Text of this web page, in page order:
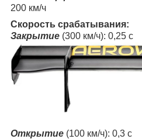
200 км/ч
Скорость срабатывания:
Закрытие (300 км/ч): 0,25 с
Открытие (100 км/ч): 0,3 с